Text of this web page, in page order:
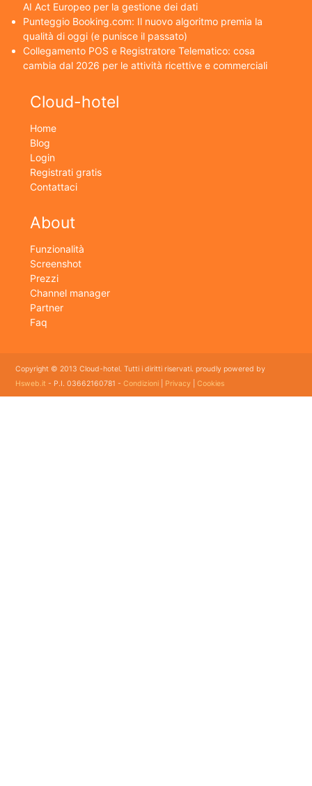
AI Act Europeo per la gestione dei dati
Punteggio Booking.com: Il nuovo algoritmo premia la
qualità di oggi (e punisce il passato)
Collegamento POS e Registratore Telematico: cosa
cambia dal 2026 per le attività ricettive e commerciali
Cloud-hotel
Home
Blog
Login
Registrati gratis
Contattaci
About
Funzionalità
Screenshot
Prezzi
Channel manager
Partner
Faq
Copyright © 2013 Cloud-hotel. Tutti i diritti riservati. proudly powered by
Hsweb.it - P.I. 03662160781 -Condizioni Privacy |Cookies